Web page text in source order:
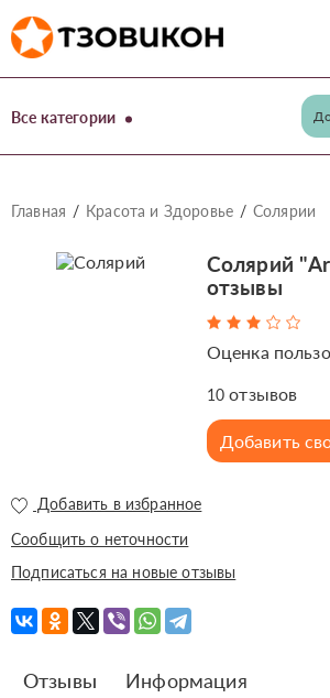
Все категории
Главная Красота и Здоровье Солярии
Солярий
отзывы
Оценка
10 отзывов
Добавить
Добавить в избранное
Сообщить о неточности
Подписаться на новые отзывы
Отзывы Информация